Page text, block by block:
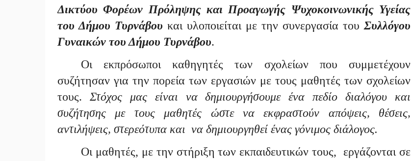
Δικτύου Φορέων Πρόληψης και Προαγωγής Ψυχοκοινωνικής Υγείας
του Δήμου Τυρνάβου και υλοποιείται με την συνεργασία του Συλλόγου
Γυναικών του Δήμου Τυρνάβου.
Οι εκπρόσωποι καθηγητές των σχολείων που συμμετέχουν
συζήτησαν για την πορεία των εργασιών με τους μαθητές των σχολείων
τους. Στόχος μας είναι να δημιουργήσουμε ένα πεδίο διαλόγου και
συζήτησης με τους μαθητές ώστε να εκφραστούν απόψεις, θέσεις,
αντιλήψεις, στερεότυπα και να δημιουργηθεί ένας γόνιμος διάλογος.
Οι μαθητές, με την στήριξη των εκπαιδευτικών τους, εργάζονται σε